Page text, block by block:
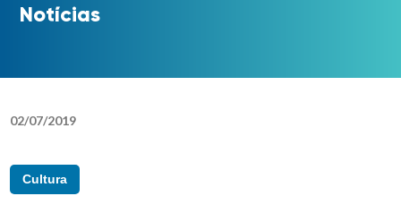
Notícias
02/07/2019
Cultura